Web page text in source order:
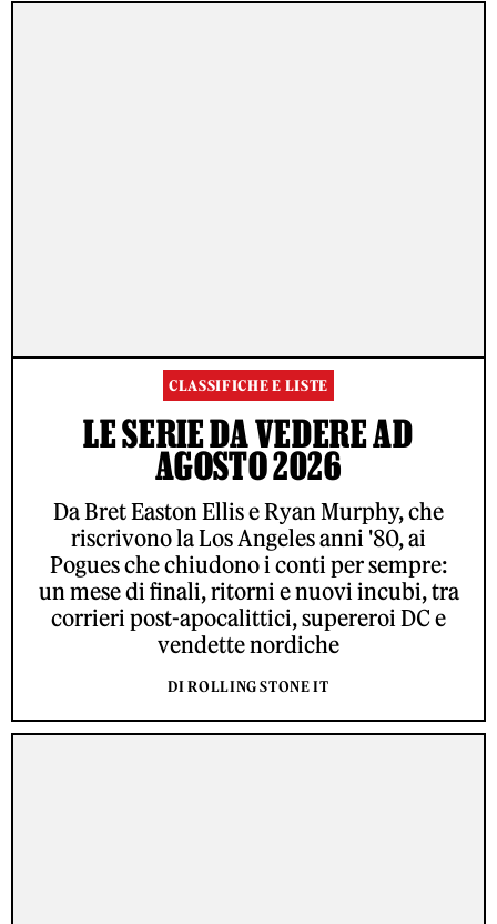
CLASSIFICHE E LISTE
LE SERIE DA VEDERE AD
AGOSTO 2026
Da Bret Easton Ellis e Ryan Murphy, che
riscrivono la Los Angeles anni '80, ai
Pogues che chiudono i conti per sempre:
un mese di finali, ritorni e nuovi incubi, tra
corrieri post-apocalittici, supereroi DC e
vendette nordiche
DI ROLLING STONE IT